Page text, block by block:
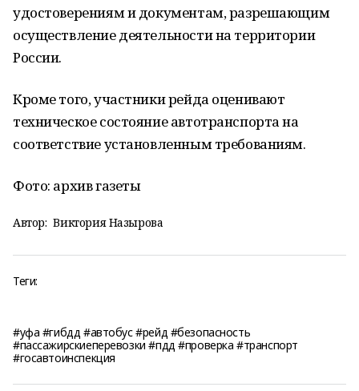
удостоверениям и документам, разрешающим
осуществление деятельности на территории
России.
Кроме того, участники рейда оценивают
техническое состояние автотранспорта на
соответствие установленным требованиям.
Фото: архив газеты
Автор: Виктория Назырова
Теги:
#уфа #гибдд #автобус #рейд #безопасность
#пассажирскиеперевозки #пдд #проверка #транспорт
#госавтоинспекция